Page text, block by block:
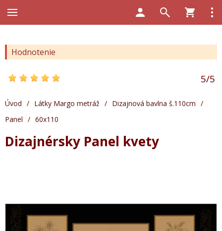
Hodnotenie
5/5
Úvod / Látky Margo metráž / Dizajnová bavlna š.110cm /
Panel / 60x110
Dizajnérsky Panel kvety